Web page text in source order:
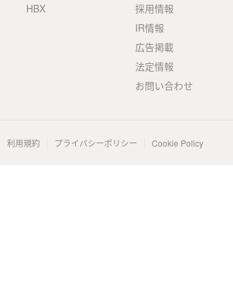
HBX
採用情報
IR情報
広告掲載
法定情報
お問い合わせ
利用規約 プライバシーポリシー Cookie Policy